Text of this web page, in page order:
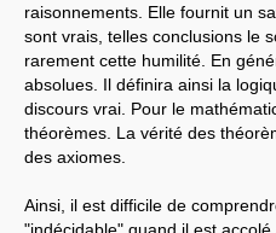
raisonnements. Elle fournit un
sont vrais, telles conclusions le
rarement cette humilité. En
absolues. Il définira ainsi la
discours vrai. Pour le
théorèmes. La vérité des
des axiomes.
Ainsi, il est difficile de